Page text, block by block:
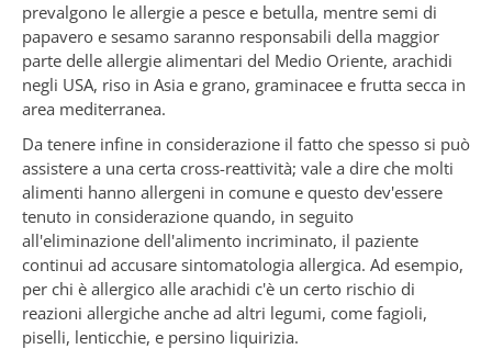
prevalgono le allergie a pesce e betulla, mentre semi di
papavero e sesamo saranno responsabili della maggior
parte delle allergie alimentari del Medio Oriente, arachidi
negli USA, riso in Asia e grano, graminacee e frutta secca in
area mediterranea.
Da tenere infine in considerazione il fatto che spesso si può
assistere a una certa cross-reattività; vale a dire che molti
alimenti hanno allergeni in comune e questo dev'essere
tenuto in considerazione quando, in seguito
all'eliminazione dell'alimento incriminato, il paziente
continui ad accusare sintomatologia allergica. Ad esempio,
per chi è allergico alle arachidi c'è un certo rischio di
reazioni allergiche anche ad altri legumi, come fagioli,
piselli, lenticchie, e persino liquirizia.